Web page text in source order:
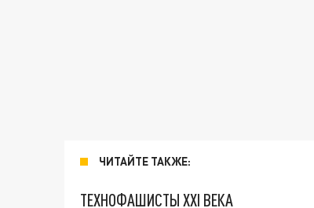
ЧИТАЙТЕ ТАКЖЕ:
ТЕХНОФАШИСТЫ XXI ВЕКА